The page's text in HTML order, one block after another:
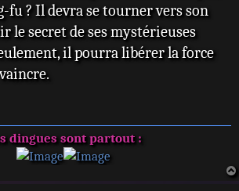
fu ? Il devra se tourner vers son
le secret de ses mystérieuses
il pourra libérer la force
dingues sont partout :